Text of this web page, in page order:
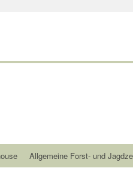
Allgemeine Forst- und